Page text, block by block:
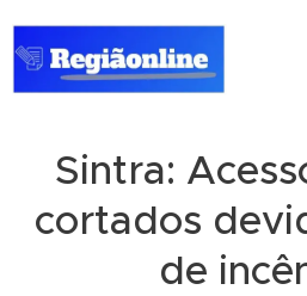
Sintra:
cortados
de